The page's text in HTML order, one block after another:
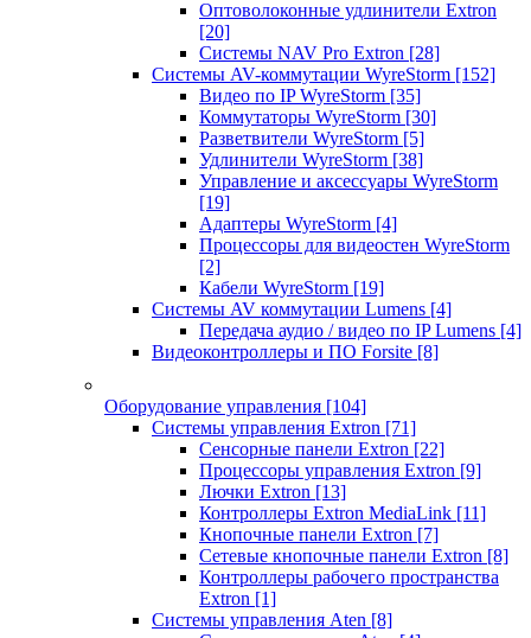
Оптоволоконные удлинители Extron
[20]
Системы NAV Pro Extron [28]
Системы AV-коммутации WyreStorm [152]
Видео по IP WyreStorm [35]
Коммутаторы WyreStorm [30]
Разветвители WyreStorm [5]
Удлинители WyreStorm [38]
Управление и аксессуары WyreStorm
[19]
Адаптеры WyreStorm [4]
Процессоры для видеостен WyreStorm
[2]
Кабели WyreStorm [19]
Системы AV коммутации Lumens [4]
Передача аудио / видео по IP Lumens [4]
Видеоконтроллеры и ПО Forsite [8]
Оборудование управления [104]
Системы управления Extron [71]
Сенсорные панели Extron [22]
Процессоры управления Extron [9]
Лючки Extron [13]
Контроллеры Extron MediaLink [11]
Кнопочные панели Extron [7]
Сетевые кнопочные панели Extron [8]
Контроллеры рабочего пространства
Extron [1]
Системы управления Aten [8]